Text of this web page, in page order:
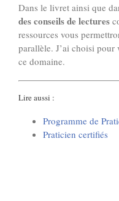
Dans le livret ainsi que
des conseils de lectures
ressources vous
parallèle. J’ai choisi pour
ce domaine.
Lire aussi :
Programme de
Praticien certifiés